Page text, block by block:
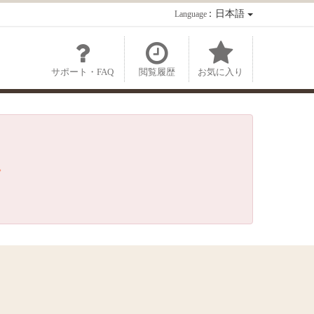
Language：日本語
サポート・FAQ 閲覧履歴 お気に入り